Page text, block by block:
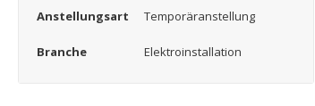
Anstellungsart Temporäranstellung
Branche Elektroinstallation